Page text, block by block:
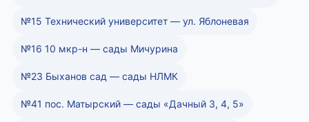
№15 Технический университет — ул. Яблоневая
№16 10 мкр-н — сады Мичурина
№23 Быханов сад — сады НЛМК
№41 пос. Матырский — сады «Дачный 3, 4, 5»